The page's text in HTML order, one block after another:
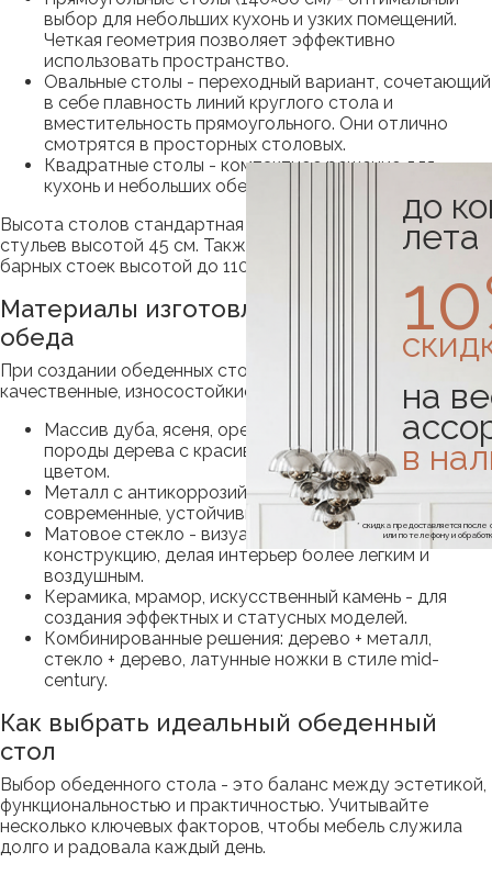
выбор для небольших кухонь и узких помещений.
Четкая геометрия позволяет эффективно
использовать пространство.
Овальные столы - переходный вариант, сочетающий
в себе плавность линий круглого стола и
вместительность прямоугольного. Они отлично
смотрятся в просторных столовых.
Квадратные столы - компактное решение для
кухонь и небольших обеденных зон.
Высота столов стандартная - 72–75 см, что идеально для
стульев высотой 45 см. Также представлены модели для
барных стоек высотой до 110 см.
Материалы изготовления столов для
обеда
При создании обеденных столов используются только
качественные, износостойкие и экологичные материалы.
Массив дуба, ясеня, ореха - прочные, долговечные
породы дерева с красивой текстурой и теплым
цветом.
Металл с антикоррозийной обработкой -
современные, устойчивые к повреждениям опоры.
Матовое стекло - визуально облегчает
конструкцию, делая интерьер более легким и
воздушным.
Керамика, мрамор, искусственный камень - для
создания эффектных и статусных моделей.
Комбинированные решения: дерево + металл,
стекло + дерево, латунные ножки в стиле mid-
century.
Как выбрать идеальный обеденный
стол
Выбор обеденного стола - это баланс между эстетикой,
функциональностью и практичностью. Учитывайте
несколько ключевых факторов, чтобы мебель служила
долго и радовала каждый день.
до
лета
на
в
* скидка предоставляется
или по телефону и